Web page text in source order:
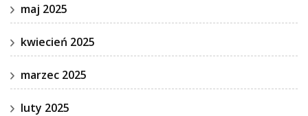
maj 2025
kwiecień 2025
marzec 2025
luty 2025